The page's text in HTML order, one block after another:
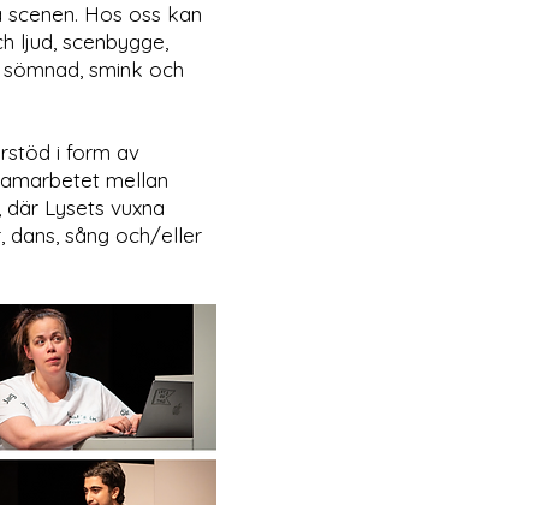
Hos oss kan
ljud, scenbygge,
smink och
i form av
mellan
Lysets vuxna
dans, sång och/eller